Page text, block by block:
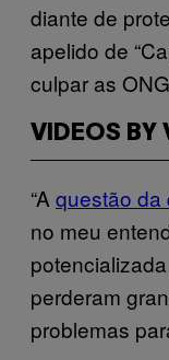
diante de
apelido de
culpar as
VIDEOS BY
“A questão da
no meu
perderam
problemas